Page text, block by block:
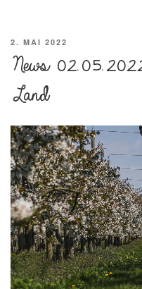
VERÖFFENTLICHT
AM
2. MAI 2022
News
Land